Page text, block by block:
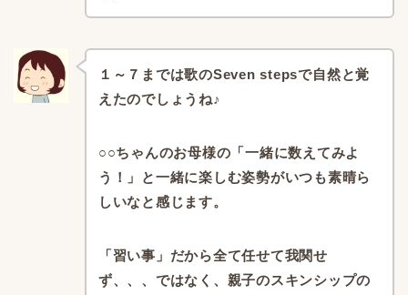
１～７までは歌のSeven stepsで自然と覚
えたのでしょうね♪
○○ちゃんのお母様の「一緒に数えてみよ
う！」
と一緒に楽しむ姿勢がいつも素晴ら
しいなと感じます。
「習い事」だから全て任せて我関せ
ず、、、ではなく、 親子のスキンシップの